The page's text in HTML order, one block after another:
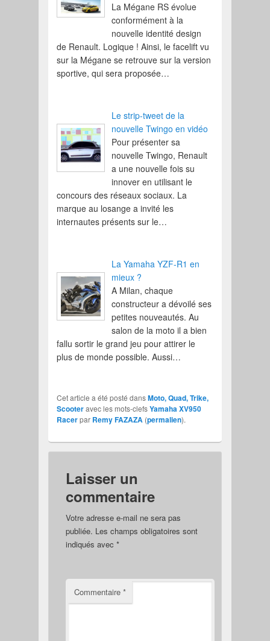
La Mégane RS évolue
conformément à la
nouvelle identité design
de Renault. Logique ! Ainsi, le facelift vu
sur la Mégane se retrouve sur la version
sportive, qui sera proposée…
Le strip-tweet de la
nouvelle Twingo en vidéo
Pour présenter sa
nouvelle Twingo, Renault
a une nouvelle fois su
innover en utilisant le
concours des réseaux sociaux. La
marque au losange a invité les
internautes présents sur le…
La Yamaha YZF-R1 en
mieux ?
A Milan, chaque
constructeur a dévoilé ses
petites nouveautés. Au
salon de la moto il a bien
fallu sortir le grand jeu pour attirer le
plus de monde possible. Aussi…
Cet article a été posté dansMoto, Quad, Trike,
Scooteravec les mots-clefsYamaha XV950
Racerpar Remy FAZAZA (permalien).
Laisser un
commentaire
Votre adresse e-mail ne sera pas
publiée. Les champs obligatoires sont
indiqués avec *
Commentaire *